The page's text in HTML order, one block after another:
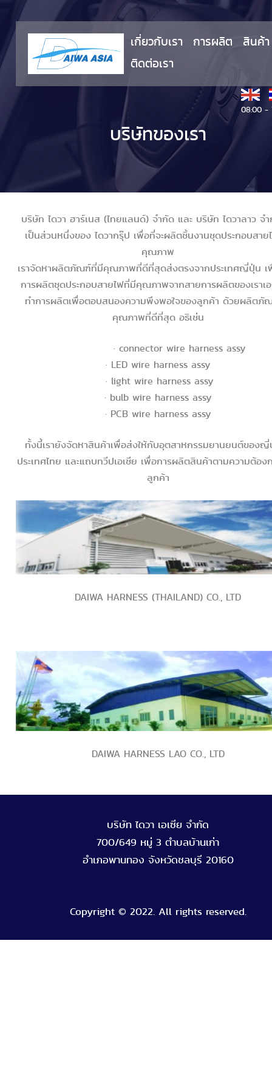
เกี่ยวกับเรา การผลิต
สินค้า
ติดต่อเรา
08:00 -
บริษัทของเรา
บริษัท ไดวา ฮาร์เนส (ไทยแลนด์) จำกัด และ บริษัท ไดวาลาว จ
เป็นส่วนหนึ่งของ ไดวากรุ๊ป เพื่อที่จะผลิตชิ้นงานชุดประกอบสา
คุณภาพ
เราจัดหาผลิตภัณฑ์ที่มีคุณภาพที่ดีที่สุดส่งตรงจากประเทศญี่ปุ่น เ
การผลิตชุดประกอบสายไฟที่มีคุณภาพจากสายการผลิตของเราเ
ทำการผลิตเพื่อตอบสนองความพึงพอใจของลูกค้า ด้วยผลิตภั
คุณภาพที่ดีที่สุด อธิเช่น
· connector wire harness assy
· LED wire harness assy
· light wire harness assy
· bulb wire harness assy
· PCB wire harness assy
ทั้งนี้เรายังจัดหาสินค้าเพื่อส่งให้กับอุตสาหกรรมยานยนต์ของญี่
ประเทศไทย และแถบทวีปเอเชีย เพื่อการผลิตสินค้าตามความต้อง
ลูกค้า
DAIWA HARNESS (THAILAND) CO., LTD
DAIWA HARNESS LAO CO., LTD
บริษัท ไดวา เอเซีย จำกัด
700/649 หมู่ 3 ตำบลบ้านเก่า
อำเภอพานทอง จังหวัดชลบุรี 20160
Copyright © 2022. All rights reserved.